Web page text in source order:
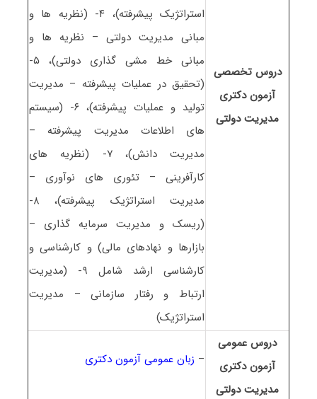
دروس تخصصی
آزمون دکتری
مدیریت دولتی
استراتژیک پیشرفته)، ۴- (نظریه ها و
مبانی مدیریت دولتی – نظریه ها و
مبانی خط مشی گذاری دولتی)، ۵-
(تحقیق در عملیات پیشرفته – مدیریت
تولید و عملیات پیشرفته)، ۶- (سیستم
های اطلاعات مدیریت پیشرفته –
مدیریت دانش)، ۷- (نظریه های
کارآفرینی – تئوری های نوآوری –
مدیریت استراتژیک پیشرفته)، ۸-
(ریسک و مدیریت سرمایه گذاری –
بازارها و نهادهای مالی) و کارشناسی و
کارشناسی ارشد شامل ۹- (مدیریت
ارتباط و رفتار سازمانی – مدیریت
استراتژیک)
دروس عمومی
آزمون دکتری
مدیریت دولتی
– زبان عمومی آزمون دکتری